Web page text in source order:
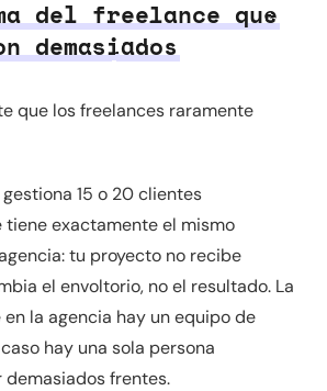
del freelance que
demasiados
que los freelances raramente
15 o 20 clientes
exactamente el mismo
tu proyecto no recibe
el envoltorio, no el resultado. La
la agencia hay un equipo de
hay una sola persona
frentes.